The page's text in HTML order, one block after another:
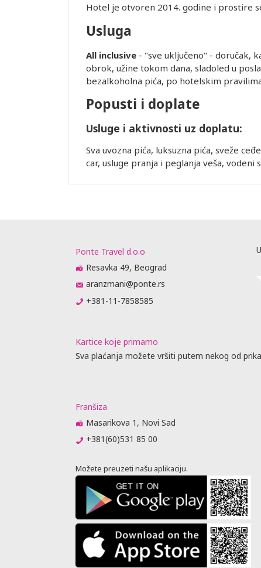
Hotel je otvoren 2014. godine i prostire
Usluga
All inclusive - "sve uključeno" - doručak,
obrok, užine tokom dana, sladoled u
bezalkoholna pića, po hotelskim
Popusti i doplate
Usluge i aktivnosti uz doplatu:
Sva uvozna pića, luksuzna pića, sveže
car, usluge pranja i peglanja veša,
Ponte Travel d.o.o
Resavka 49, Beograd
aranzmani@ponte.rs
+381-11-7858585
Kartice koje primamo
Sva plaćanja možete vršiti putem nekog od
Franšiza
Masarikova 1, Novi Sad
+381(60)531 85 00
Možete preuzeti našu aplikaciju.